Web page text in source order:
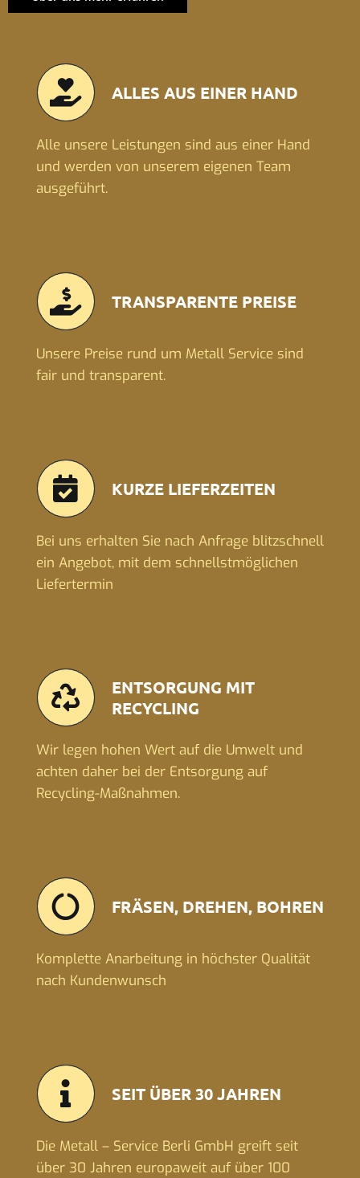
ALLES AUS EINER HAND
Alle unsere Leistungen sind aus einer Hand
und werden von unserem eigenen Team
ausgeführt.
TRANSPARENTE PREISE
Unsere Preise rund um Metall Service sind
fair und transparent.
KURZE LIEFERZEITEN
Bei uns erhalten Sie nach Anfrage blitzschnell
ein Angebot, mit dem schnellstmöglichen
Liefertermin
ENTSORGUNG MIT
RECYCLING
Wir legen hohen Wert auf die Umwelt und
achten daher bei der Entsorgung auf
Recycling-Maßnahmen.
FRÄSEN, DREHEN, BOHREN
Komplette Anarbeitung in höchster Qualität
nach Kundenwunsch
SEIT ÜBER 30 JAHREN
Die Metall – Service Berli GmbH greift seit
über 30 Jahren europaweit auf über 100